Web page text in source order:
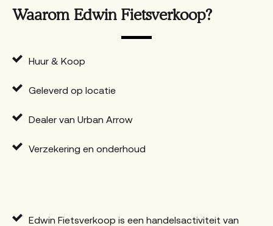
Waarom Edwin Fietsverkoop?
Huur & Koop
Geleverd op locatie
Dealer van Urban Arrow
Verzekering en onderhoud
Edwin Fietsverkoop is een handelsactiviteit van